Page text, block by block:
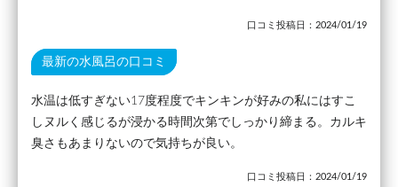
口コミ投稿日：2024/01/19
最新の水風呂の口コミ
水温は低すぎない17度程度でキンキンが好みの私にはすこ
しヌルく感じるが浸かる時間次第でしっかり締まる。カルキ
臭さもあまりないので気持ちが良い。
口コミ投稿日：2024/01/19